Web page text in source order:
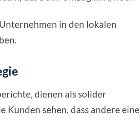
in den lokalen
dienen als solider
sehen, dass andere eine